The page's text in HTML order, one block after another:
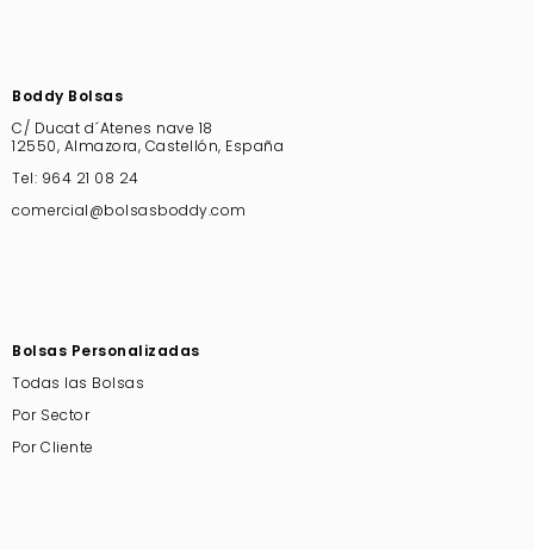
Boddy Bolsas
C/ Ducat d´Atenes nave 18
12550, Almazora, Castellón, España
Tel: 964 21 08 24
comercial@bolsasboddy.com
Bolsas Personalizadas
Todas las Bolsas
Por Sector
Por Cliente